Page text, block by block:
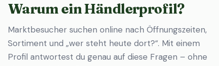
Warum ein Händlerprofil?
Marktbesucher suchen online nach Öffnungszeiten,
Sortiment und „wer steht heute dort?“. Mit einem
Profil antwortest du genau auf diese Fragen – ohne